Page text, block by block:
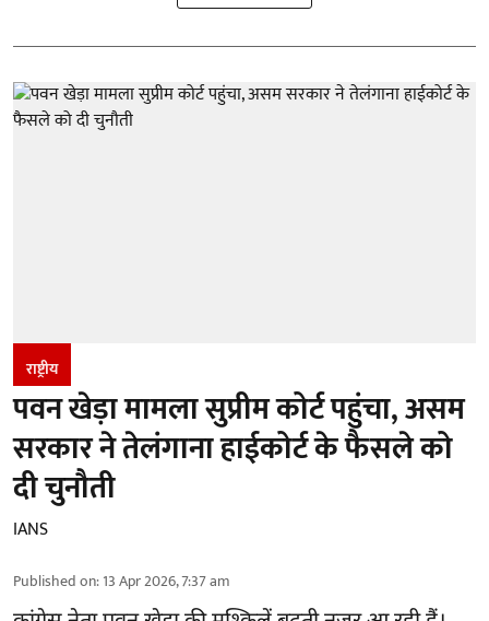
राष्ट्रीय
पवन खेड़ा मामला सुप्रीम कोर्ट पहुंचा, असम
सरकार ने तेलंगाना हाईकोर्ट के फैसले को
दी चुनौती
IANS
Published on:13 Apr 2026, 7:37 am